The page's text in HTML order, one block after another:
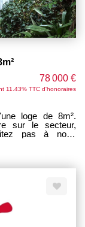
78 000 €
11.43% TTC d'honoraires